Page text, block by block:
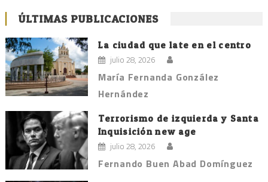
ÚLTIMAS PUBLICACIONES
La ciudad que late en el centro
julio 28, 2026
María Fernanda González
Hernández
Terrorismo de izquierda y Santa
Inquisición new age
julio 28, 2026
Fernando Buen Abad Domínguez